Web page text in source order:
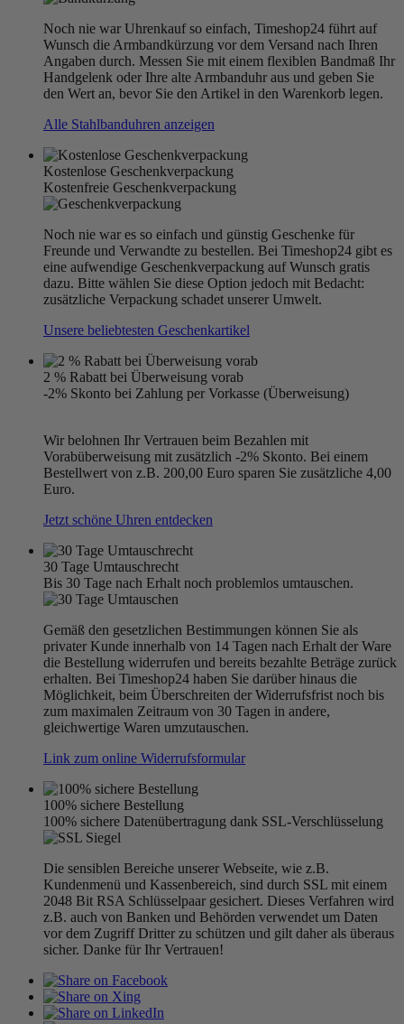
Noch nie war Uhrenkauf so einfach, Timeshop24 führt auf
Wunsch die Armbandkürzung vor dem Versand nach Ihren
Angaben durch. Messen Sie mit einem flexiblen Bandmaß Ihr
Handgelenk oder Ihre alte Armbanduhr aus und geben Sie
den Wert an, bevor Sie den Artikel in den Warenkorb legen.
Alle Stahlbanduhren anzeigen
Kostenlose Geschenkverpackung
Kostenfreie Geschenkverpackung
Noch nie war es so einfach und günstig Geschenke für
Freunde und Verwandte zu bestellen. Bei Timeshop24 gibt es
eine aufwendige Geschenkverpackung auf Wunsch gratis
dazu. Bitte wählen Sie diese Option jedoch mit Bedacht:
zusätzliche Verpackung schadet unserer Umwelt.
Unsere beliebtesten Geschenkartikel
2 % Rabatt bei Überweisung vorab
-2% Skonto bei Zahlung per Vorkasse (Überweisung)
Wir belohnen Ihr Vertrauen beim Bezahlen mit
Vorabüberweisung mit zusätzlich -2% Skonto. Bei einem
Bestellwert von z.B. 200,00 Euro sparen Sie zusätzliche 4,00
Euro.
Jetzt schöne Uhren entdecken
30 Tage Umtauschrecht
Bis 30 Tage nach Erhalt noch problemlos umtauschen.
Gemäß den gesetzlichen Bestimmungen können Sie als
privater Kunde innerhalb von 14 Tagen nach Erhalt der Ware
die Bestellung widerrufen und bereits bezahlte Beträge zurück
erhalten. Bei Timeshop24 haben Sie darüber hinaus die
Möglichkeit, beim Überschreiten der Widerrufsfrist noch bis
zum maximalen Zeitraum von 30 Tagen in andere,
gleichwertige Waren umzutauschen.
Link zum online Widerrufsformular
100% sichere Bestellung
100% sichere Datenübertragung dank SSL-Verschlüsselung
Die sensiblen Bereiche unserer Webseite, wie z.B.
Kundenmenü und Kassenbereich, sind durch SSL mit einem
2048 Bit RSA Schlüsselpaar gesichert. Dieses Verfahren wird
z.B. auch von Banken und Behörden verwendet um Daten
vor dem Zugriff Dritter zu schützen und gilt daher als überaus
sicher. Danke für Ihr Vertrauen!